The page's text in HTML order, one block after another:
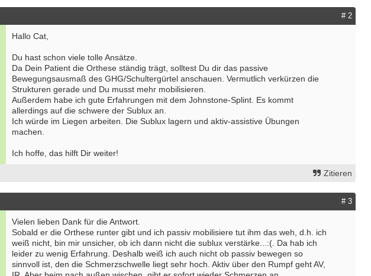
# 2
Hallo Cat,
Du hast schon viele tolle Ansätze.
Da Dein Patient die Orthese ständig trägt, solltest Du dir das passive
Bewegungsausmaß des GHG/Schultergürtel anschauen. Vermutlich verkürzen die
Strukturen gerade und Du musst mehr mobilisieren.
Außerdem habe ich gute Erfahrungen mit dem Johnstone-Splint. Es kommt
allerdings auf die schwere der Sublux an.
Ich würde im Liegen arbeiten. Die Sublux lagern und aktiv-assistive Übungen
machen.
Ich hoffe, das hilft Dir weiter!
Zitieren
# 3
Vielen lieben Dank für die Antwort.
Sobald er die Orthese runter gibt und ich passiv mobilisiere tut ihm das weh, d.h. ich
weiß nicht, bin mir unsicher, ob ich dann nicht die sublux verstärke...:(. Da hab ich
leider zu wenig Erfahrung. Deshalb weiß ich auch nicht ob passiv bewegen so
sinnvoll ist, den die Schmerzschwelle liegt sehr hoch. Aktiv über den Rumpf geht AV,
Bewerbung um einen Praktikumsplatz für
Ergotherapeut*in (m/w/d) zur Erweiterung
funktionelle Behandlung in Teilzeit oder
20144 - Hamburg
Ergotherapeut (m/w/d)
Attraktive Stelle sucht Therapeut & 13.
Monatsgehalt
13507 - Berlin
"ErgotherapeutIn (m/w/d)" gesucht - in